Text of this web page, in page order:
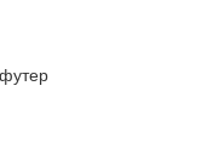
футер